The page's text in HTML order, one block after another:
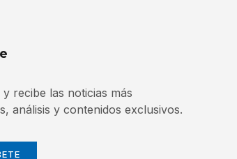
recibe las noticias más
análisis y contenidos exclusivos.